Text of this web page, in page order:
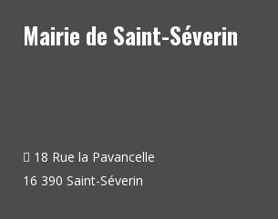
Mairie de Saint-Séverin
18 Rue la Pavancelle
16 390 Saint-Séverin